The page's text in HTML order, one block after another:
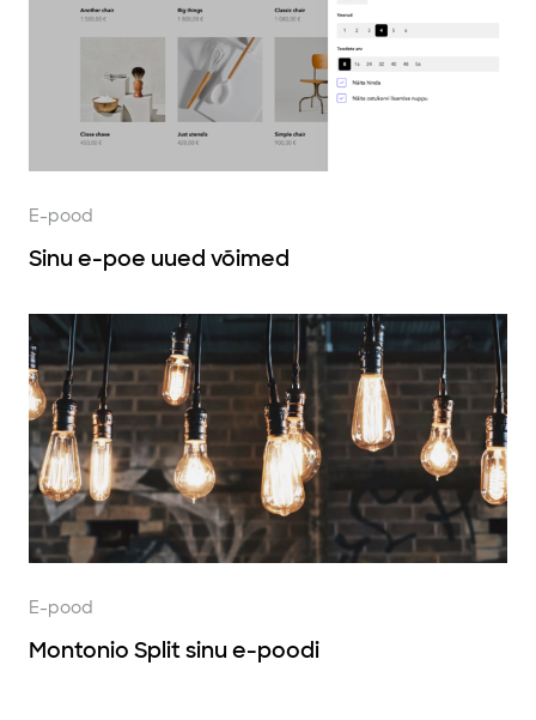
E-pood
Sinu e-poe uued võimed
E-pood
Montonio Split sinu e-poodi